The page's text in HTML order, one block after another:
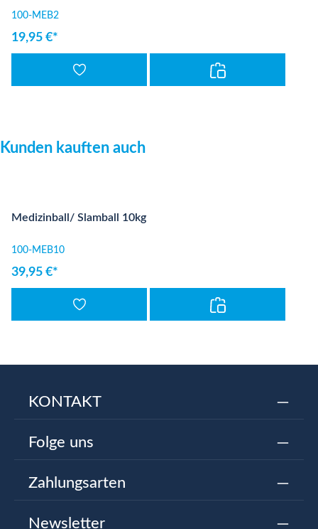
100-MEB2
19,95 €*
Produktgalerie überspringen
Kunden kauften auch
Medizinball/ Slamball 10kg
100-MEB10
39,95 €*
KONTAKT
Folge uns
Zahlungsarten
Newsletter